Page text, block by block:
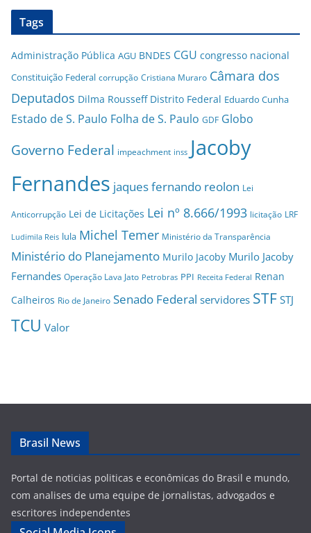
Tags
Administração Pública AGU BNDES CGU congresso nacional
Constituição Federal corrupção Cristiana Muraro Câmara dos
Deputados Dilma Rousseff Distrito Federal Eduardo Cunha
Estado de S. Paulo Folha de S. Paulo GDF Globo
Governo Federal impeachment inss Jacoby
Fernandes jaques fernando reolon Lei
Anticorrupção Lei de Licitações Lei nº 8.666/1993 licitação LRF
Ludimila Reis lula Michel Temer Ministério da Transparência
Ministério do Planejamento Murilo Jacoby Murilo Jacoby
Fernandes Operação Lava Jato Petrobras PPI Receita Federal Renan
Calheiros Rio de Janeiro Senado Federal servidores STF STJ
TCU Valor
Brasil News
Portal de noticias politicas e econômicas do Brasil e mundo,
com analises de uma equipe de jornalistas, advogados e
escritores independentes